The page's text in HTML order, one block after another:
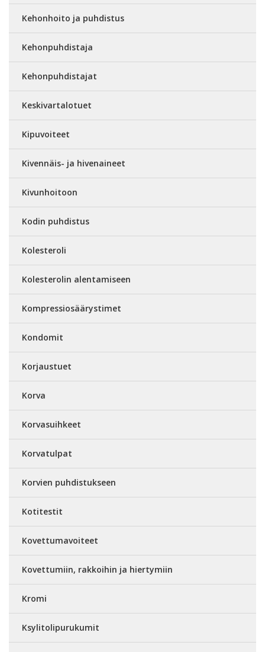
Kehonhoito ja puhdistus
Kehonpuhdistaja
Kehonpuhdistajat
Keskivartalotuet
Kipuvoiteet
Kivennäis- ja hivenaineet
Kivunhoitoon
Kodin puhdistus
Kolesteroli
Kolesterolin alentamiseen
Kompressiosäärystimet
Kondomit
Korjaustuet
Korva
Korvasuihkeet
Korvatulpat
Korvien puhdistukseen
Kotitestit
Kovettumavoiteet
Kovettumiin, rakkoihin ja hiertymiin
Kromi
Ksylitolipurukumit